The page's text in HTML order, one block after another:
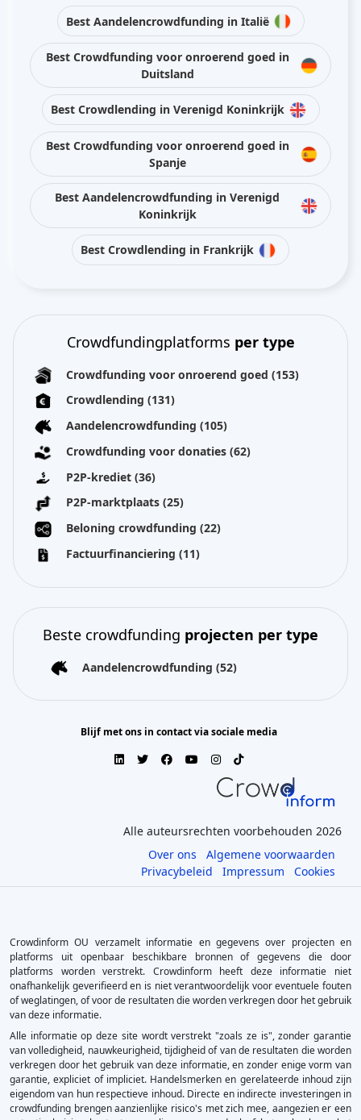
Best Aandelencrowdfunding in Italië
Best Crowdfunding voor onroerend goed in
Duitsland
Best Crowdlending in Verenigd Koninkrijk
Best Crowdfunding voor onroerend goed in
Spanje
Best Aandelencrowdfunding in Verenigd
Koninkrijk
Best Crowdlending in Frankrijk
Crowdfundingplatforms per type
Crowdfunding voor onroerend goed (153)
Crowdlending (131)
Aandelencrowdfunding (105)
Crowdfunding voor donaties (62)
P2P-krediet (36)
P2P-marktplaats (25)
Beloning crowdfunding (22)
Factuurfinanciering (11)
Beste crowdfunding projecten per type
Aandelencrowdfunding (52)
Blijf met ons in contact via sociale media
Alle auteursrechten voorbehouden 2026
Over ons
Algemene voorwaarden
Privacybeleid
Impressum Cookies
Crowdinform OU verzamelt informatie en gegevens over projecten en
platforms uit openbaar beschikbare bronnen of gegevens die door
platforms worden verstrekt. Crowdinform heeft deze informatie niet
onafhankelijk geverifieerd en is niet verantwoordelijk voor eventuele fouten
of weglatingen, of voor de resultaten die worden verkregen door het gebruik
van deze informatie.
Alle informatie op deze site wordt verstrekt "zoals ze is", zonder garantie
van volledigheid, nauwkeurigheid, tijdigheid of van de resultaten die worden
verkregen door het gebruik van deze informatie, en zonder enige vorm van
garantie, expliciet of impliciet. Handelsmerken en gerelateerde inhoud zijn
eigendom van hun respectieve inhoud. Directe en indirecte investeringen in
crowdfunding brengen aanzienlijke risico's met zich mee, aangezien er een